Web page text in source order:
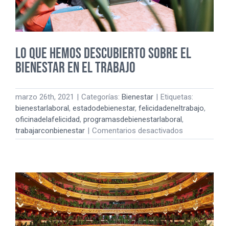
LO QUE HEMOS DESCUBIERTO SOBRE EL
BIENESTAR EN EL TRABAJO
marzo 26th, 2021 | Categorías: Bienestar | Etiquetas:
bienestarlaboral, estadodebienestar, felicidadeneltrabajo,
oficinadelafelicidad, programasdebienestarlaboral,
trabajarconbienestar | Comentarios desactivados
LO
SOBRE
EL
BIENESTAR
EN